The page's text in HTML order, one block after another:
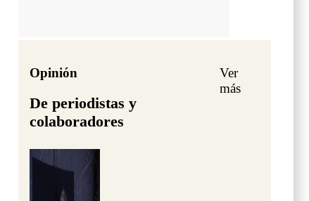
Opinión
De periodistas y
colaboradores
Ver
más